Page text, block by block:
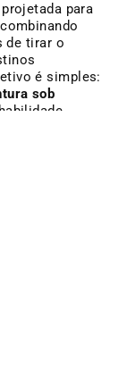
para
de tirar o
é simples:
sob